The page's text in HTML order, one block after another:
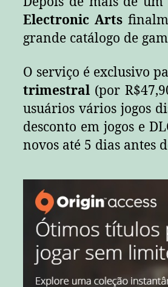
Electronic Arts
grande catálogo de
O serviço é exclusivo
trimestral (por
usuários vários jogos
desconto em jogos e
novos até 5 dias antes